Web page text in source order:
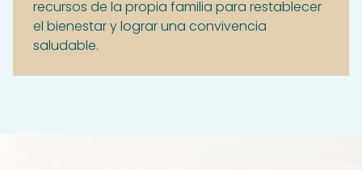
recursos de la propia familia para restablecer
el bienestar y lograr una convivencia
saludable.